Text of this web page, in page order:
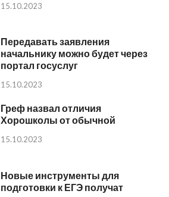
15.10.2023
Передавать заявления
начальнику можно будет через
портал госуслуг
15.10.2023
Греф назвал отличия
Хорошколы от обычной
15.10.2023
Новые инструменты для
подготовки к ЕГЭ получат